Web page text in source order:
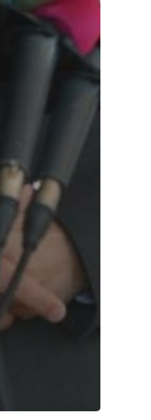
Castilla-La
Toledo
Ciudad Real
Talavera
Sanidad
Economía
Deportes